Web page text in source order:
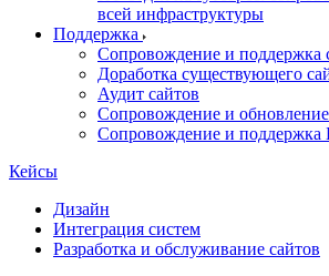
всей инфраструктуры
Поддержка
Сопровождение и поддержка
Доработка существующего
Аудит сайтов
Сопровождение и
Сопровождение и поддержка
Кейсы
Дизайн
Интеграция систем
Разработка и обслуживание сайтов